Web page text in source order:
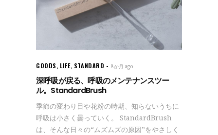
GOODS, LIFE, STANDARD 8か月 ago
深呼吸が戻る、呼吸のメンテナンスツー
ル。StandardBrush
季節の変わり目や花粉の時期、知らないうちに
呼吸は小さく曇っていく。 StandardBrush
は、そんな日々の“ムズムズの原因”をやさしく